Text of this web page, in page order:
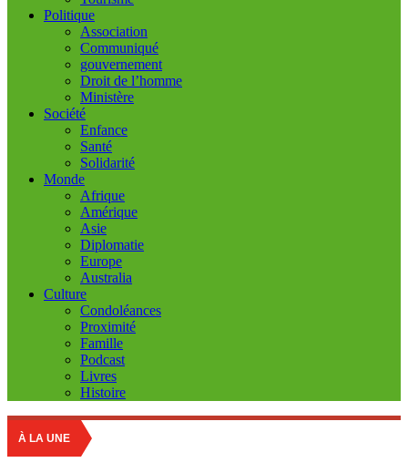
Politique
Association
Communiqué
gouvernement
Droit de l’homme
Ministère
Société
Enfance
Santé
Solidarité
Monde
Afrique
Amérique
Asie
Diplomatie
Europe
Australia
Culture
Condoléances
Proximité
Famille
Podcast
Livres
Histoire
À LA UNE